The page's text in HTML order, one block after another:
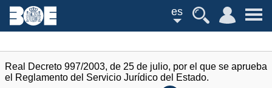
es
Real Decreto 997/2003, de 25 de julio, por el que se aprueba
el Reglamento del Servicio Jurídico del Estado.